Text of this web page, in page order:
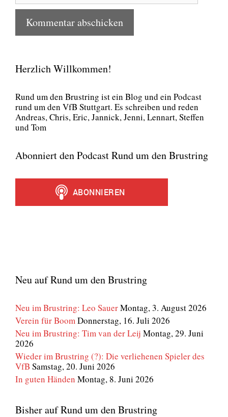
Herzlich Willkommen!
Rund um den Brust­ring ist ein Blog und ein Pod­cast
rund um den VfB Stutt­gart. Es schrei­ben und reden
Andre­as, Chris, Eric, Jan­nick, Jen­ni, Lenn­art, Stef­fen
und Tom
Abonniert den Podcast Rund um den Brustring
Neu auf Rund um den Brustring
Neu im Brustring: Leo SauerMontag, 3. August 2026
Verein für BoomDonnerstag, 16. Juli 2026
Neu im Brustring: Tim van der Leij Montag, 29. Juni
2026
Wieder im Brustring (?): Die verliehenen Spieler des
VfB Samstag, 20. Juni 2026
In guten Händen Montag, 8. Juni 2026
Bisher auf Rund um den Brustring